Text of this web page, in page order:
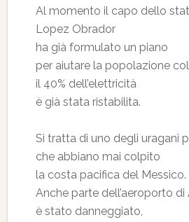
Al momento il capo dello
Lopez Obrador
ha già formulato un piano
per aiutare la popolazione
il 40% dell’elettricità
è già stata ristabilita.
Si tratta di uno degli uragani
che abbiano mai colpito
la costa pacifica del Messico.
Anche parte dell’aeroporto
è stato danneggiato,